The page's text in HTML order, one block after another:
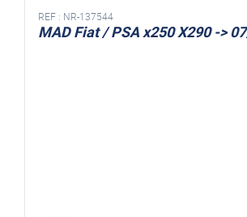
REF : NR-137544
MAD Fiat / PSA x250 X290 ->